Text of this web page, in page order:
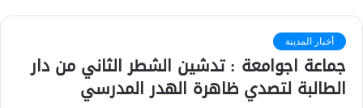
أخبار المدينة
جماعة اجوامعة : تدشين الشطر الثاني من دار
الطالبة لتصدي ظاهرة الهدر المدرسي